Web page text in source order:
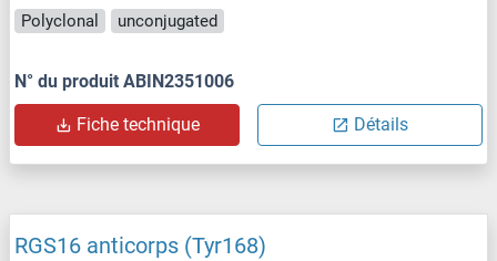
Polyclonal
unconjugated
N° du produit ABIN2351006
Fiche technique Détails
RGS16 anticorps (Tyr168)